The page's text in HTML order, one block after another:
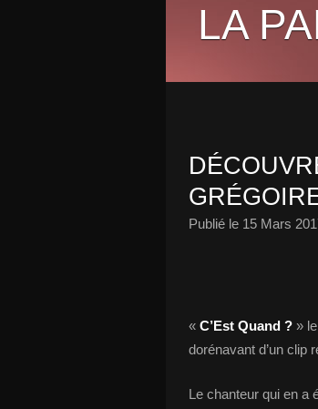
LA
Publié le 15 Mars
« C’Est Quand ? »
dorénavant d’un clip
Le chanteur qui en a